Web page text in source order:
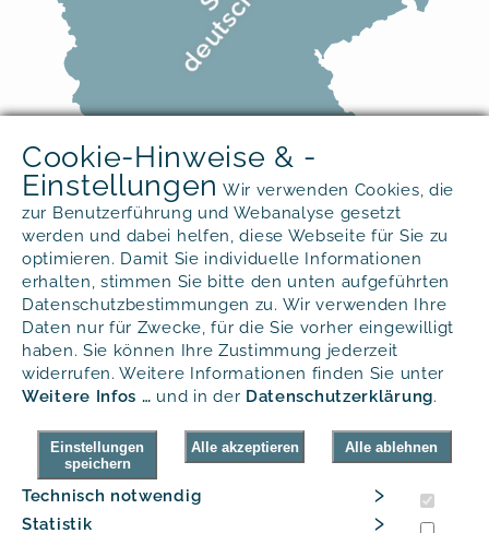
Sie haben Fragen?
Gerne beantworten wir Ihnen alle
Fragen rund um unsere Produkte.
Kontaktformular
E-Mail
© ProSoda GmbH 2026
Cookie-Hinweise & -
Einstellungen Wir verwenden Cookies, die
zur Benutzerführung und Webanalyse gesetzt
werden und dabei helfen, diese Webseite für Sie zu
optimieren. Damit Sie individuelle Informationen
erhalten, stimmen Sie bitte den unten aufgeführten
Datenschutzbestimmungen zu. Wir verwenden Ihre
Daten nur für Zwecke, für die Sie vorher eingewilligt
haben. Sie können Ihre Zustimmung jederzeit
widerrufen. Weitere Informationen finden Sie unter
Weitere Infos … und in der Daten­schutz­erklärung.
Einstellungen
speichern
Alle akzeptieren Alle ablehnen
Technisch notwendig ›
Statistik ›